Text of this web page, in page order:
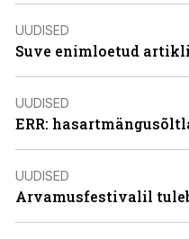
UUDISED
Suve enimloetud
UUDISED
ERR:
UUDISED
Arvamusfestivalil